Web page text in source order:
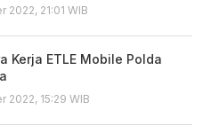
2022, 21:01 WIB
Kerja ETLE Mobile Polda
2022, 15:29 WIB